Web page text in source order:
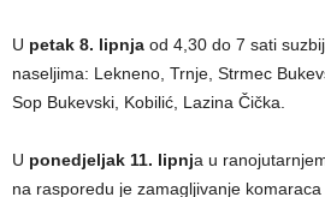
U petak 8. lipnja od 4,30 do 7 sati
naseljima: Lekneno, Trnje, Strmec
Sop Bukevski, Kobilić, Lazina Čička.
U ponedjeljak 11. lipnja u
na rasporedu je zamagljivanje